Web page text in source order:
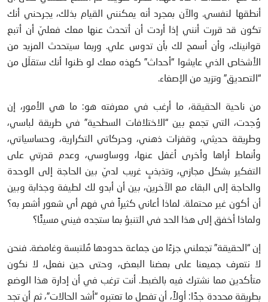
أنطقها لنفسي. والآن بمجرد أنه يمكنني القيام بذلك، يجرحني أنك
تكون قد قررت أنني إذا أردت أن أتحدث عنها معك فعليّ أن أتبع
قوانينك، وأن أسمح لك بأن تدوس علي. وربما سيتحدث المزيد من
الأشخاص الذي عايشوا “أحداث” كهذه معك لو ظنوا أنك ستقلّل من
“التصديق” وتزيد من الإصغاء.
من ناحية الحقيقة، ما أرغب في معرفته هو: ما هي الأمور، إن
وُجدت، التي تجمع بين “الاختلافات السطحية” في طريقة لباسي،
وطريقة حديثي، وقفزات ذهني، وحركاتي التكرارية، وحساسياتي،
وأنماط أراها وأخرى أغفل عنها، ووساوسي، وعدم قدرتي على
التفكير بشكل مجازي، وتذبذبٍ غريب لديّ بين الحاجة إلى الوحدة
والحاجة إلى البقاء مع الآخرين، بين أن أبدو لك لطيفة وجذابة وبين
أن أكون غير محتملة. لماذا أعاني كثيراً في فهم أي شعور أشعر به؟
ولماذا أخفق إلى هذا الحد في التنبؤ بما ستجده فيني مسيئًا؟
إن “الحقيقة” تجعلني جزءًا من جماعة حدودها مُلتبسة وغامضة. فنحن
لا نتعرف جميعنا على بعضنا البعض، وحتى حين نفعل، لا نكون
متأكدين مما نشترك فيه بالضبط. أنت ترغب في أن إدارة هذا الوضع
بطريقة محددة جدًا: أولاً، أن تفصل ما تعتبره “أشد الحالات”، ثم أن تجد